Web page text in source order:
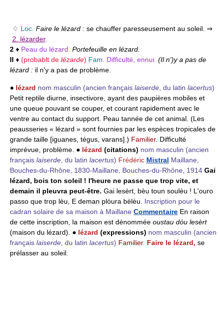
♢ Loc. Faire le lézard : se chauffer paresseusement au soleil. ⇒
2. lézarder.
2 ♦ Peau du lézard. Portefeuille en lézard.
II ♦ (probablt de lézarde) Fam. Difficulté, ennui. (Il n')y a pas de
lézard : il n'y a pas de problème.
● lézard nom masculin (ancien français laiserde , du latin lacertus)
Petit reptile diurne, insectivore, ayant des paupières mobiles et
une queue pouvant se couper, et courant rapidement avec le
ventre au contact du support. Peau tannée de cet animal. (Les
peausseries « lézard » sont fournies par les espèces tropicales de
grande taille [iguanes, tégus, varans].) Familier. Difficulté
imprévue, problème. ● lézard (citations) nom masculin (ancien
français laiserde , du latin lacertus) Frédéric Mistral Maillane,
Bouches-du-Rhône, 1830-Maillane, Bouches-du-Rhône, 1914 Gai
lézard, bois ton soleil ! l'heure ne passe que trop vite, et
demain il pleuvra peut-être. Gai lesèrt, bèu toun soulèu ! L'ouro
passo que trop lèu, E deman plòura bèlèu. Inscription pour le
cadran solaire de sa maison à Maillane Commentaire En raison
de cette inscription, la maison est dénommée oustau dóu lesèrt
(maison du lézard). ● lézard (expressions) nom masculin (ancien
français laiserde , du latin lacertus) Familier. Faire le lézard, se
prélasser au soleil.